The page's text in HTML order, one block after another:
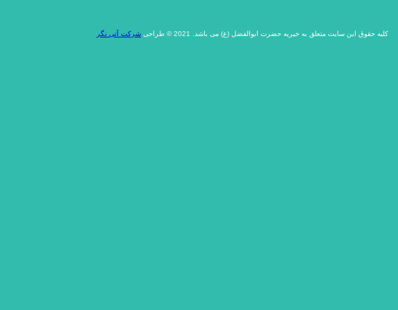
کلیه حقوق این سایت متعلق به خیریه حضرت ابوالفضل (ع) می باشد. 2021 © طراحی شرکت آتی نگر